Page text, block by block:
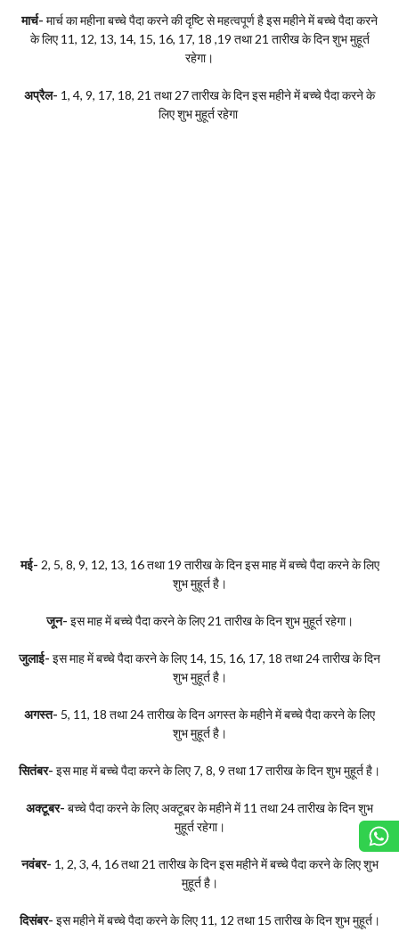
मार्च- मार्च का महीना बच्चे पैदा करने की दृष्टि से महत्वपूर्ण है इस महीने में बच्चे पैदा करने
के लिए 11, 12, 13, 14, 15, 16, 17, 18 ,19 तथा 21 तारीख के दिन शुभ मुहूर्त
रहेगा।
अप्रैल- 1, 4, 9, 17, 18, 21 तथा 27 तारीख के दिन इस महीने में बच्चे पैदा करने के
लिए शुभ मुहूर्त रहेगा ‌
मई- 2, 5, 8, 9, 12, 13, 16 तथा 19 तारीख के दिन इस माह में बच्चे पैदा करने के लिए
शुभ मुहूर्त है।
जून- इस माह में बच्चे पैदा करने के लिए 21 तारीख के दिन शुभ मुहूर्त रहेगा।
जुलाई- इस माह में बच्चे पैदा करने के लिए 14, 15, 16, 17, 18 तथा 24 तारीख के दिन
शुभ मुहूर्त है।
अगस्त- 5, 11, 18 तथा 24 तारीख के दिन अगस्त के महीने में बच्चे पैदा करने के लिए
शुभ मुहूर्त है।
सितंबर- इस माह में बच्चे पैदा करने के लिए 7, 8, 9 तथा 17 तारीख के दिन शुभ मुहूर्त है।
अक्टूबर- बच्चे पैदा करने के लिए अक्टूबर के महीने में 11 तथा 24 तारीख के दिन शुभ
मुहूर्त रहेगा।
नवंबर- 1, 2, 3, 4, 16 तथा 21 तारीख के दिन इस महीने में बच्चे पैदा करने के लिए शुभ
मुहूर्त है।
दिसंबर- इस महीने में बच्चे पैदा करने के लिए 11, 12 तथा 15 तारीख के दिन शुभ मुहूर्त।